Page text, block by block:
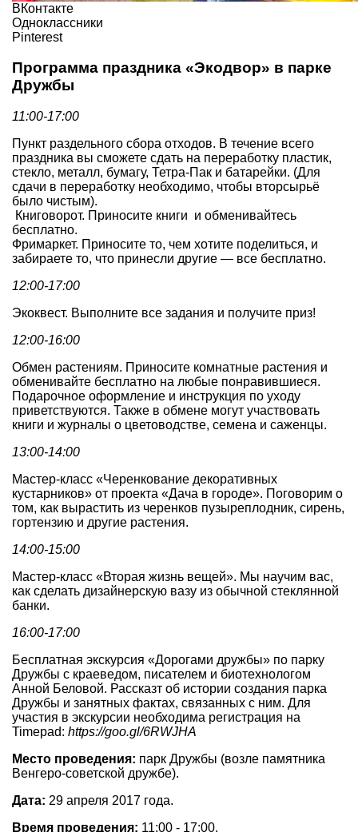
ВКонтакте
Одноклассники
Pinterest
Программа праздника «Экодвор» в парке
Дружбы
11:00-17:00
Пункт раздельного сбора отходов. В течение всего
праздника вы сможете сдать на переработку пластик,
стекло, металл, бумагу, Тетра-Пак и батарейки. (Для
сдачи в переработку необходимо, чтобы вторсырьё
было чистым).
Книговорот. Приносите книги и обменивайтесь
бесплатно.
Фримаркет. Приносите то, чем хотите поделиться, и
забираете то, что принесли другие — все бесплатно.
12:00-17:00
Экоквест. Выполните все задания и получите приз!
12:00-16:00
Обмен растениям. Приносите комнатные растения и
обменивайте бесплатно на любые понравившиеся.
Подарочное оформление и инструкция по уходу
приветствуются. Также в обмене могут участвовать
книги и журналы о цветоводстве, семена и саженцы.
13:00-14:00
Мастер-класс «Черенкование декоративных
кустарников» от проекта «Дача в городе». Поговорим о
том, как вырастить из черенков пузыреплодник, сирень,
гортензию и другие растения.
14:00-15:00
Мастер-класс «Вторая жизнь вещей». Мы научим вас,
как сделать дизайнерскую вазу из обычной стеклянной
банки.
16:00-17:00
Бесплатная экскурсия «Дорогами дружбы» по парку
Дружбы с краеведом, писателем и биотехнологом
Анной Беловой. Рассказт об истории создания парка
Дружбы и занятных фактах, связанных с ним. Для
участия в экскурсии необходима регистрация на
Timepad: https://goo.gl/6RWJHA
Место проведения: парк Дружбы (возле памятника
Венгеро-советской дружбе).
Дата: 29 апреля 2017 года.
Время проведения: 11:00 - 17:00.